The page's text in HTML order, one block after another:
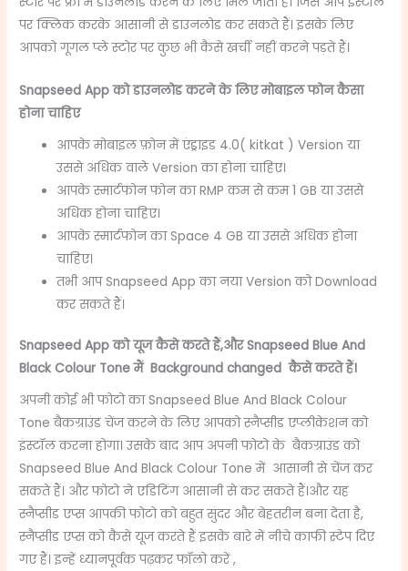
पर क्लिक करके आसानी से डाउनलोड कर सकते हैं। इसके लिए
आपको गूगल प्ले स्टोर पर कुछ भी कैसे खर्ची नहीं करने पड़ते हैं।
Snapseed Appको डाउनलोड करने के लिए मोबाइल फोन कैसा
होना चाहिए
आपके मोबाइल फ़ोन में एंड्राइड 4.0( kitkat ) Version या
उससे अधिक वाले ‌Version का होना चाहिए।
आपके स्मार्टफोन फोन का RMP कम से कम 1 GB या उससे
अधिक होना चाहिए।
आपके स्मार्टफोन का Space 4 GB या उससे अधिक होना
चाहिए।
तभी आप ‌Snapseed App का नया Version को Download
कर सकते हैं।
Snapseed App को यूज कैसे करते हैं,और Snapseed Blue And
Black Colour Tone मैं Background changed कैसे करते हैं।
अपनी कोई भी फोटो का Snapseed Blue And Black Colour
Tone बैकग्राउंड चेंज करने के लिए आपको स्नैप्सीड एप्लीकेशन को
इंस्टॉल करना होगा। उसके बाद आप अपनी फोटो के बैकग्राउंड को
Snapseed Blue And Black Colour Tone में आसानी से चेंज कर
सकते हैं। और फोटो ने एडिटिंग आसानी से कर सकते हैं।और यह
स्नैप्सीड एप्स आपकी फोटो को बहुत सुंदर और बेहतरीन बना देता है,
स्नैप्सीड एप्स को कैसे यूज करते हैं इसके बारे में नीचे काफी स्टेप दिए
गए हैं। इन्हें ध्यानपूर्वक पढ़कर फॉलो करें ,